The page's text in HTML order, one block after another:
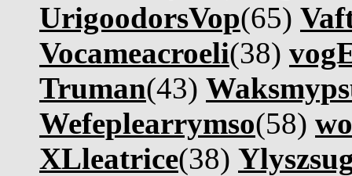
UrigoodorsVop(65)
Vocameacroeli(38)
Truman(43)
Wefeplearrymso(58)
XLleatrice(38)